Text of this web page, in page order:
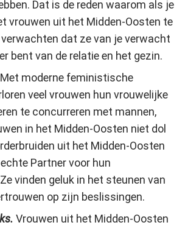
Dat is de reden waarom als je
vrouwen uit het Midden-Oosten te
dat ze van je verwacht
bent van de relatie en het gezin.
Met moderne feministische
veel vrouwen hun vrouwelijke
te concurreren met mannen,
in het Midden-Oosten niet dol
uit het Midden-Oosten
Partner voor hun
vinden geluk in het steunen van
op zijn beslissingen.
Vrouwen uit het Midden-Oosten